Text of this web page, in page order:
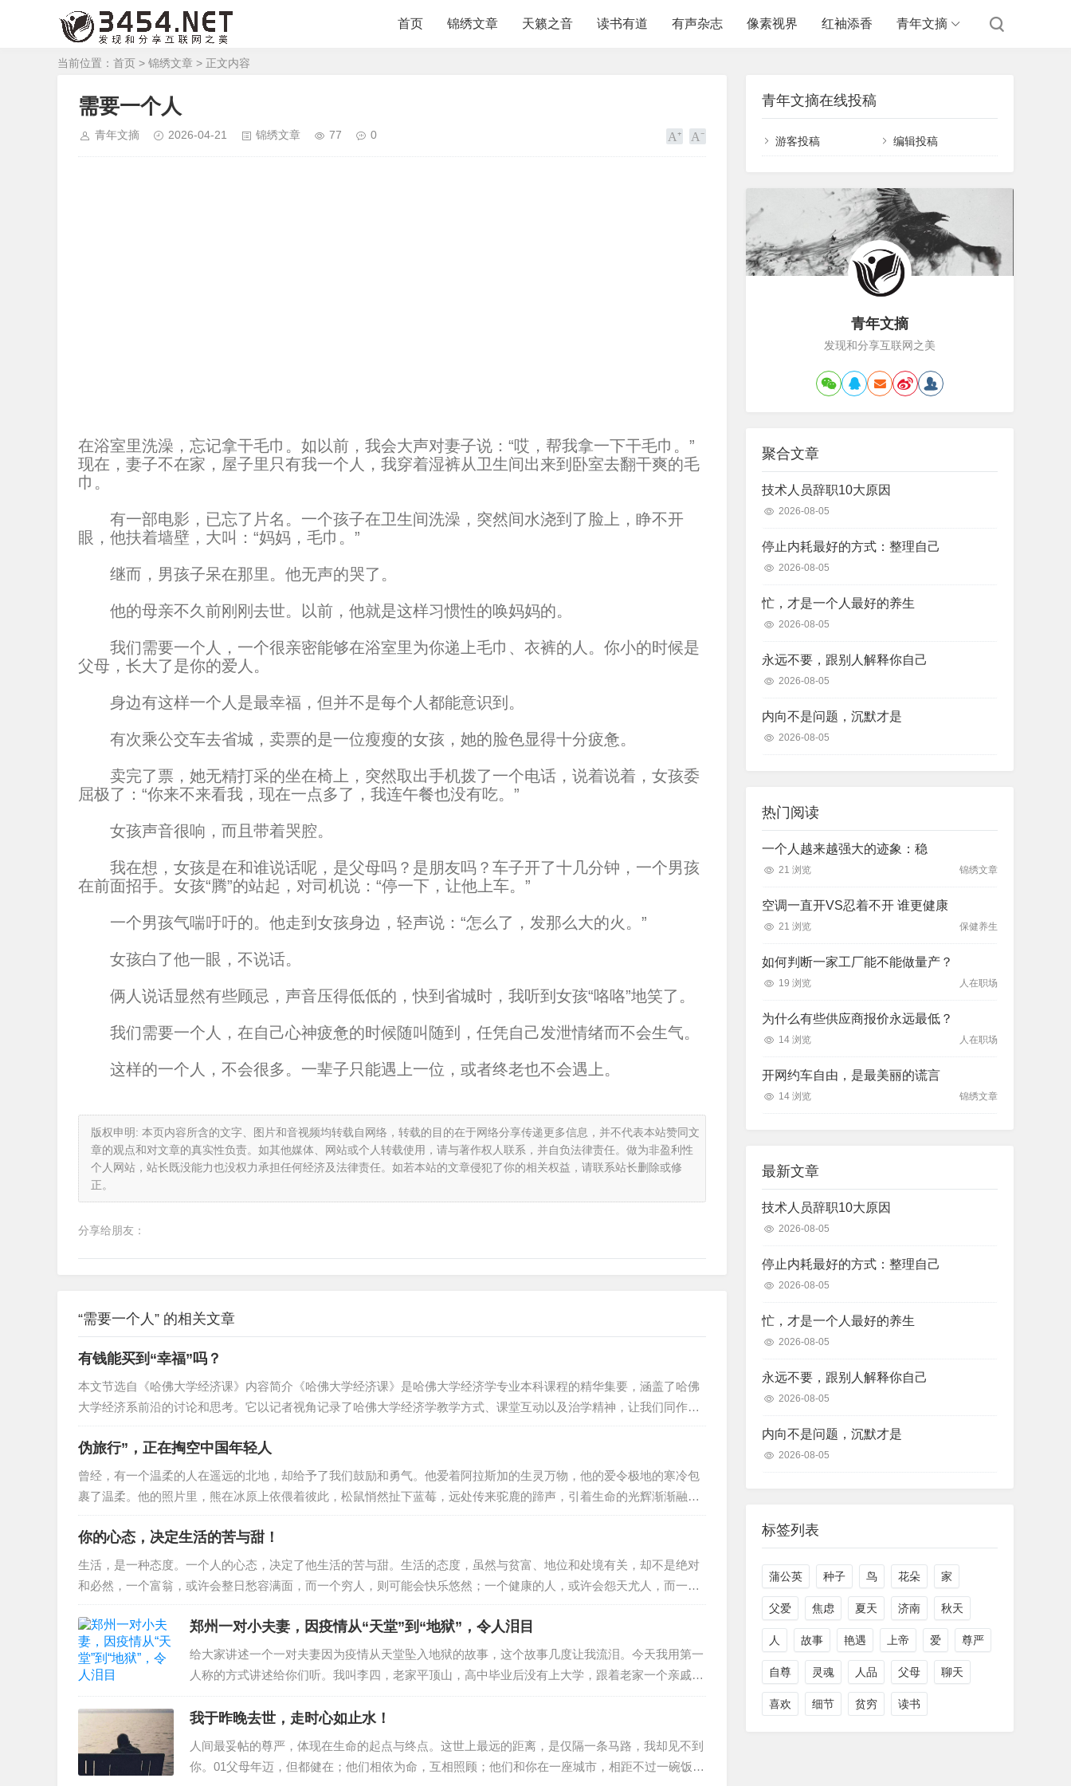
首页 锦绣文章 天籁之音 读书有道 有声杂志 像素视界 红袖添香 青年文摘
当前位置： 首页 > 锦绣文章 > 正文内容
需要一个人
青年文摘 2026-04-21 锦绣文章 77 0
在浴室里洗澡，忘记拿干毛巾。如以前，我会大声对妻子说：“哎，帮我拿一下干毛巾。”
现在，妻子不在家，屋子里只有我一个人，我穿着湿裤从卫生间出来到卧室去翻干爽的毛
巾。
有一部电影，已忘了片名。一个孩子在卫生间洗澡，突然间水浇到了脸上，睁不开
眼，他扶着墙壁，大叫：“妈妈，毛巾。”
继而，男孩子呆在那里。他无声的哭了。
他的母亲不久前刚刚去世。以前，他就是这样习惯性的唤妈妈的。
我们需要一个人，一个很亲密能够在浴室里为你递上毛巾、衣裤的人。你小的时候是
父母，长大了是你的爱人。
身边有这样一个人是最幸福，但并不是每个人都能意识到。
有次乘公交车去省城，卖票的是一位瘦瘦的女孩，她的脸色显得十分疲惫。
卖完了票，她无精打采的坐在椅上，突然取出手机拨了一个电话，说着说着，女孩委
屈极了：“你来不来看我，现在一点多了，我连午餐也没有吃。”
女孩声音很响，而且带着哭腔。
我在想，女孩是在和谁说话呢，是父母吗？是朋友吗？车子开了十几分钟，一个男孩
在前面招手。女孩“腾”的站起，对司机说：“停一下，让他上车。”
一个男孩气喘吁吁的。他走到女孩身边，轻声说：“怎么了，发那么大的火。”
女孩白了他一眼，不说话。
俩人说话显然有些顾忌，声音压得低低的，快到省城时，我听到女孩“咯咯”地笑了。
我们需要一个人，在自己心神疲惫的时候随叫随到，任凭自己发泄情绪而不会生气。
这样的一个人，不会很多。一辈子只能遇上一位，或者终老也不会遇上。
版权申明: 本页内容所含的文字、图片和音视频均转载自网络，转载的目的在于网络分享传递更多信息，并不代表本站赞同文
章的观点和对文章的真实性负责。如其他媒体、网站或个人转载使用，请与著作权人联系，并自负法律责任。做为非盈利性
个人网站，站长既没能力也没权力承担任何经济及法律责任。如若本站的文章侵犯了你的相关权益，请联系站长删除或修
正。
分享给朋友：
“需要一个人” 的相关文章
有钱能买到“幸福”吗？
本文节选自《哈佛大学经济课》内容简介《哈佛大学经济课》是哈佛大学经济学专业本科课程的精华集要，涵盖了哈佛
大学经济系前沿的讨论和思考。它以记者视角记录了哈佛大学经济学教学方式、课堂互动以及治学精神，让我们同作者
一起走进哈佛大学的课堂，聆听哈佛教授的讲解。全书分为四章，分别提炼了曼昆、莱布森、费尔德斯坦、卡特勒等四
位哈佛大学教授的讲义精华。经济学家眼里的幸福”幸福”（happiness）是一个比较前沿的研究领域，近年来，越来越多
的人投入这方面的研究。这些研究都有数据主观（被采访者自报幸福程度）、定义…
伪旅行”，正在掏空中国年轻人
曾经，有一个温柔的人在遥远的北地，却给予了我们鼓励和勇气。他爱着阿拉斯加的生灵万物，他的爱令极地的寒冷包
裹了温柔。他的照片里，熊在冰原上依偎着彼此，松鼠悄然扯下蓝莓，远处传来驼鹿的蹄声，引着生命的光辉渐渐融进
了河流。他的文字讲述了寻光之旅的故事，这些故事编织在一起好像唱成了一首歌。他的名字叫星野道夫。不同的人，
即使站在同一个地方，透过各自的人生，看到的风景也有所不同。人们总是在长大以后回想起孩童时期。想的不外乎是
热衷的各种游戏，已不复存在的原野，青梅竹马的好友...不过最令人难以忘怀的，应该是当…
你的心态，决定生活的苦与甜！
生活，是一种态度。一个人的心态，决定了他生活的苦与甜。生活的态度，虽然与贫富、地位和处境有关，却不是绝对
和必然，一个富翁，或许会整日愁容满面，而一个穷人，则可能会快乐悠然；一个健康的人，或许会怨天尤人，而一个
残疾人，也许能坦然乐观；一个一帆风顺的人，或许会愁眉不展，而一个身处逆境的人，或许能面带笑颜。我们虽然不
能掌握生命的长度，但可以改变生命的宽度；我们虽然不能改变自己的命运，但可以改变面对命运的心态。人的命运随
着心态的好坏而改变。换个立场看人生，可以宽容大度的处世；换种心态看人生，可以将愁容改…
郑州一对小夫妻，因疫情从“天堂”到“地狱”，令人泪目
给大家讲述一个一对夫妻因为疫情从天堂坠入地狱的故事，这个故事几度让我流泪。今天我用第一
人称的方式讲述给你们听。我叫李四，老家平顶山，高中毕业后没有上大学，跟着老家一个亲戚在
郑州学习厨师，经过几年的学习，我的技术算是一名三流的厨师水平。后来我在南四环一个小饭店
里打工，主要工作就是炒热菜、拌凉菜和大盘鸡。饭店面积也不大，老板平时给我打打下手，忙起
来也比较累，但老板一个月给我6500元的工资，整体上还可以。我老婆叫小白，来自周口。她大专
毕业之前在一个小区的楼下私人培训班里当语文辅导老师，每个月的工资是…
我于昨晚去世，走时心如止水！
人间最妥帖的尊严，体现在生命的起点与终点。这世上最远的距离，是仅隔一条马路，我却见不到
你。01父母年迈，但都健在；他们相依为命，互相照顾；他们和你在一座城市，相距不过一碗饭的
青年文摘在线投稿
游客投稿 编辑投稿
青年文摘
发现和分享互联网之美
聚合文章
技术人员辞职10大原因
2026-08-05
停止内耗最好的方式：整理自己
2026-08-05
忙，才是一个人最好的养生
2026-08-05
永远不要，跟别人解释你自己
2026-08-05
内向不是问题，沉默才是
2026-08-05
热门阅读
一个人越来越强大的迹象：稳
21 浏览 锦绣文章
空调一直开VS忍着不开 谁更健康
21 浏览 保健养生
如何判断一家工厂能不能做量产？
19 浏览 人在职场
为什么有些供应商报价永远最低？
14 浏览 人在职场
开网约车自由，是最美丽的谎言
14 浏览 锦绣文章
最新文章
技术人员辞职10大原因
2026-08-05
停止内耗最好的方式：整理自己
2026-08-05
忙，才是一个人最好的养生
2026-08-05
永远不要，跟别人解释你自己
2026-08-05
内向不是问题，沉默才是
2026-08-05
标签列表
蒲公英 种子 鸟 花朵 家
父爱 焦虑 夏天 济南 秋天
人 故事 艳遇 上帝 爱 尊严
自尊 灵魂 人品 父母 聊天
喜欢 细节 贫穷 读书